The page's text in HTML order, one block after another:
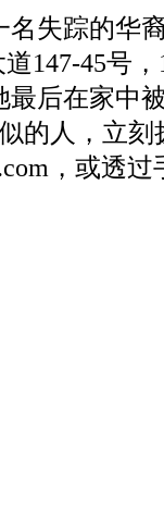
失踪的华
147-45号
最后在家中
的人，立刻
，或透